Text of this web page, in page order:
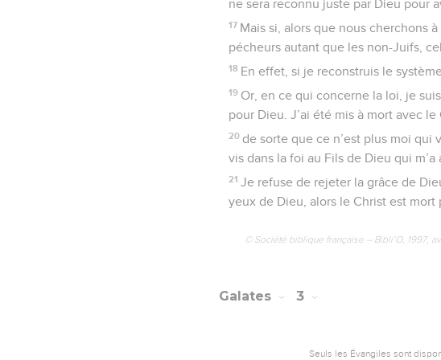
ne sera reconnu juste par Dieu pour
17 Mais si, alors que nous cherchons
pécheurs autant que les non-Juifs,
18 En effet, si je reconstruis le
19 Or, en ce qui concerne la loi, je
pour Dieu. J’ai été mis à mort avec le
20 de sorte que ce n’est plus moi qui
vis dans la foi au Fils de Dieu qui
21 Je refuse de rejeter la grâce de
yeux de Dieu, alors le Christ est mort
© Société biblique française – Bibli’O, 1997,
Galates 3
Seuls les Évangiles sont